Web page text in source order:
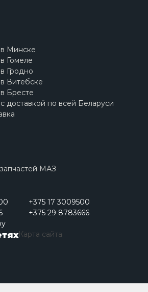
Минске
Гомеле
Гродно
Витебске
Бресте
доставкой по всей Беларуси
МАЗ
+375 17 3009500
+375 29 8783666
Карта сайта